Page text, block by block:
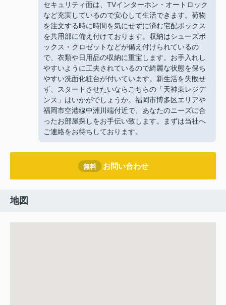
セキュリティ面は、TVインターホン・オートロック
など充実しているので安心して生活できます。荷物
を注文する時に時間を気にせずに済む宅配ボックス
を共用部に備え付けております。収納はシューズボ
ックス・クロゼットなどが備え付けられているの
で、衣類や日用品の収納に重宝します。お手入れし
やすいように工夫されているので綺麗な状態を保ち
やすい洗面化粧台が付いています。新生活を失敗せ
ず、スタートさせたいならこちらの「天神東レジデ
ンス」はいかがでしょうか。福岡市博多区エリアや
福岡市空港線中洲川端付近で、あなたのニーズに合
ったお部屋探しをお手伝い致します。まずは当社へ
ご連絡をお待ちしております。
無料 お問い合わせ
地図